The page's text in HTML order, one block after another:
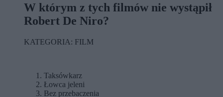
W którym z tych filmów nie wystąpił
Robert De Niro?
KATEGORIA: FILM
Taksówkarz
Łowca jeleni
Bez przebaczenia